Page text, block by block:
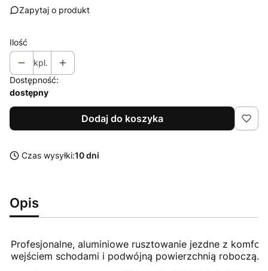
Zapytaj o produkt
Ilość
kpl.
Dostępność:
dostępny
Dodaj do koszyka
Czas wysyłki:10 dni
Opis
Profesjonalne, aluminiowe rusztowanie jezdne z
wejściem schodami i podwójną powierzchnią roboczą.